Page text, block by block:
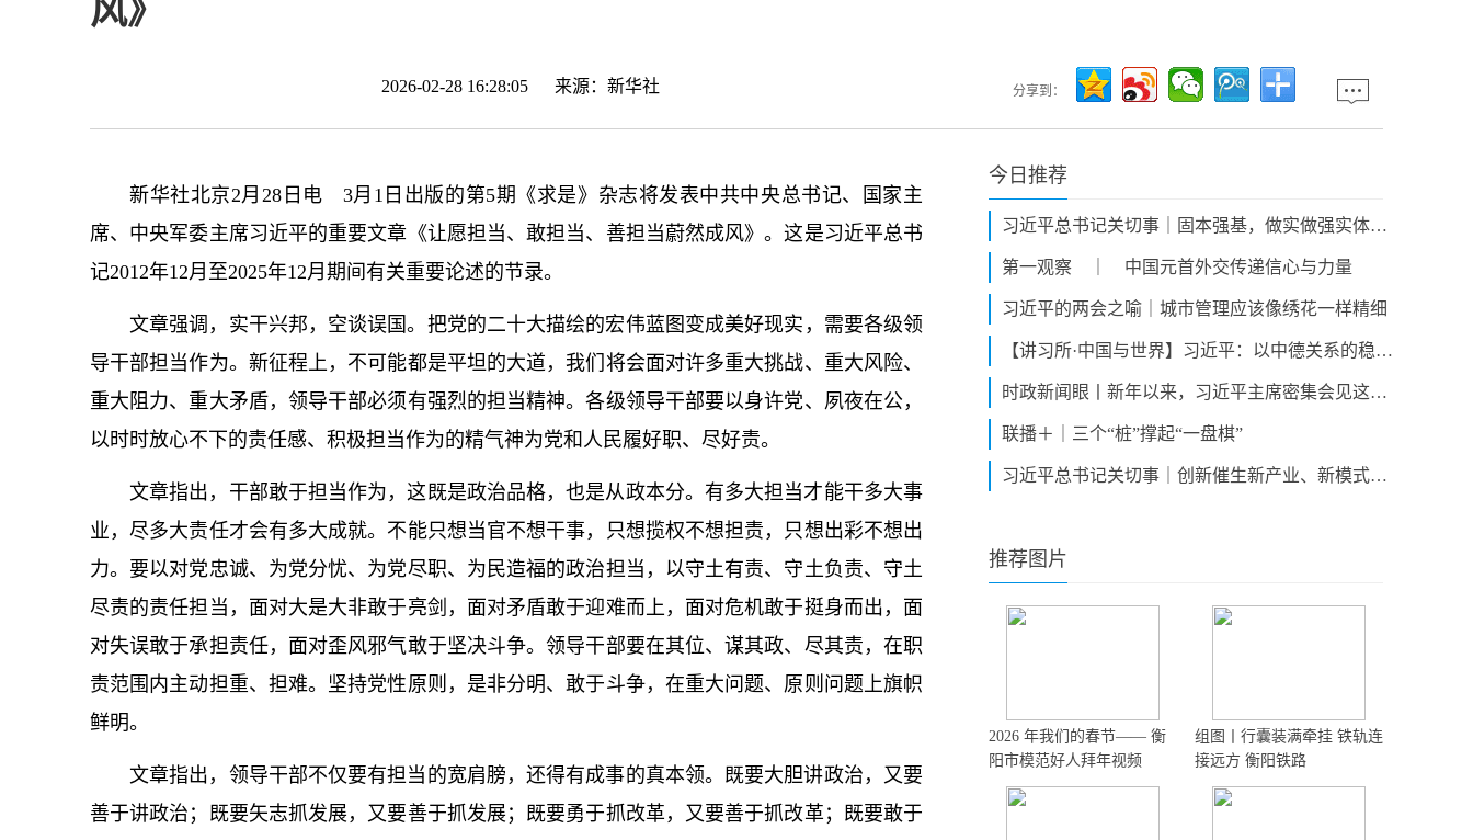
风》
2026-02-28 16:28:05 来源： 新华社 分享到：
新华社北京2月28日电 3月1日出版的第5期《求是》杂志将发表中共中央总书记、国家主
席、中央军委主席习近平的重要文章《让愿担当、敢担当、善担当蔚然成风》。这是习近平总书
记2012年12月至2025年12月期间有关重要论述的节录。
文章强调，实干兴邦，空谈误国。把党的二十大描绘的宏伟蓝图变成美好现实，需要各级领
导干部担当作为。新征程上，不可能都是平坦的大道，我们将会面对许多重大挑战、重大风险、
重大阻力、重大矛盾，领导干部必须有强烈的担当精神。各级领导干部要以身许党、夙夜在公，
以时时放心不下的责任感、积极担当作为的精气神为党和人民履好职、尽好责。
文章指出，干部敢于担当作为，这既是政治品格，也是从政本分。有多大担当才能干多大事
业，尽多大责任才会有多大成就。不能只想当官不想干事，只想揽权不想担责，只想出彩不想出
力。要以对党忠诚、为党分忧、为党尽职、为民造福的政治担当，以守土有责、守土负责、守土
尽责的责任担当，面对大是大非敢于亮剑，面对矛盾敢于迎难而上，面对危机敢于挺身而出，面
对失误敢于承担责任，面对歪风邪气敢于坚决斗争。领导干部要在其位、谋其政、尽其责，在职
责范围内主动担重、担难。坚持党性原则，是非分明、敢于斗争，在重大问题、原则问题上旗帜
鲜明。
文章指出，领导干部不仅要有担当的宽肩膀，还得有成事的真本领。既要大胆讲政治，又要
善于讲政治；既要矢志抓发展，又要善于抓发展；既要勇于抓改革，又要善于抓改革；既要敢于
今日推荐
习近平总书记关切事｜固本强基，做实做强实体经济
第一观察 ｜ 中国元首外交传递信心与力量
习近平的两会之喻｜城市管理应该像绣花一样精细
【讲习所·中国与世界】习近平：以中德关系的稳定性和活力为动荡世界谋大同
时政新闻眼丨新年以来，习近平主席密集会见这些访华领导人
联播＋｜三个“桩”撑起“一盘棋”
习近平总书记关切事｜创新催生新产业、新模式、新动能
推荐图片
2026 年我们的春节—— 衡
阳市模范好人拜年视频
组图丨行囊装满牵挂 铁轨连
接远方 衡阳铁路